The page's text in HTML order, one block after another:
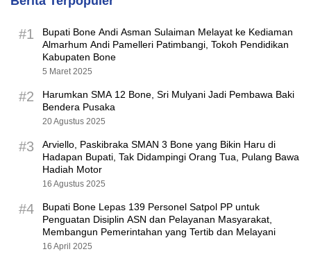
#1
Bupati Bone Andi Asman Sulaiman Melayat ke Kediaman
Almarhum Andi Pamelleri Patimbangi, Tokoh Pendidikan
Kabupaten Bone
5 Maret 2025
#2
Harumkan SMA 12 Bone, Sri Mulyani Jadi Pembawa Baki
Bendera Pusaka
20 Agustus 2025
#3
Arviello, Paskibraka SMAN 3 Bone yang Bikin Haru di
Hadapan Bupati, Tak Didampingi Orang Tua, Pulang Bawa
Hadiah Motor
16 Agustus 2025
#4
Bupati Bone Lepas 139 Personel Satpol PP untuk
Penguatan Disiplin ASN dan Pelayanan Masyarakat,
Membangun Pemerintahan yang Tertib dan Melayani
16 April 2025